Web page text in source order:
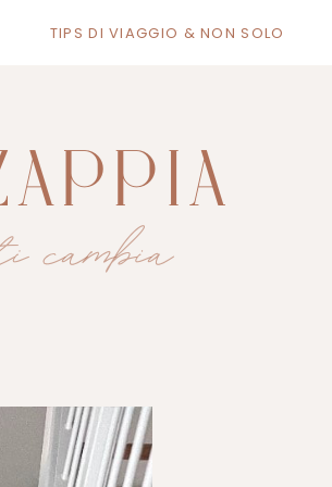
TIPS DI VIAGGIO & NON SOLO